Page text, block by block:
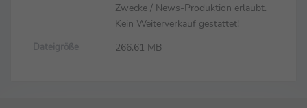
Zwecke / News-Produktion erlaubt.
Kein Weiterverkauf gestattet!
Dateigröße 266.61 MB